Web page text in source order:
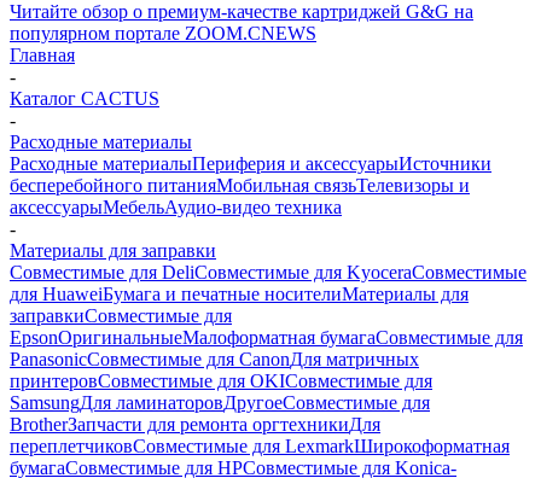
Читайте обзор о премиум-качестве картриджей G&G на
популярном портале ZOOM.CNEWS
Главная
-
Каталог CACTUS
-
Расходные материалы
Расходные материалыПериферия и аксессуарыИсточники
бесперебойного питанияМобильная связьТелевизоры и
аксессуарыМебельАудио-видео техника
-
Материалы для заправки
Совместимые для DeliСовместимые для KyoceraСовместимые
для HuaweiБумага и печатные носителиМатериалы для
заправкиСовместимые для
EpsonОригинальныеМалоформатная бумагаСовместимые для
PanasonicСовместимые для CanonДля матричных
принтеровСовместимые для OKIСовместимые для
SamsungДля ламинаторовДругоеСовместимые для
BrotherЗапчасти для ремонта оргтехникиДля
переплетчиковСовместимые для LexmarkШирокоформатная
бумагаСовместимые для HPСовместимые для Konica-